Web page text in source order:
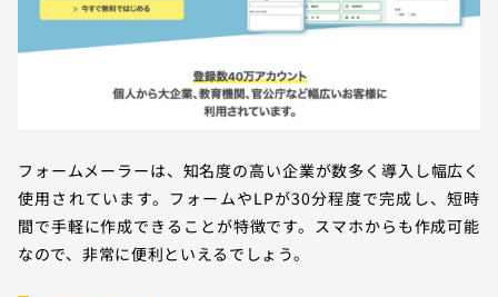
フォームメーラーは、知名度の高い企業が数多く導入し幅広く
使用されています。フォームやLPが30分程度で完成し、短時
間で手軽に作成できることが特徴です。スマホからも作成可能
なので、非常に便利といえるでしょう。